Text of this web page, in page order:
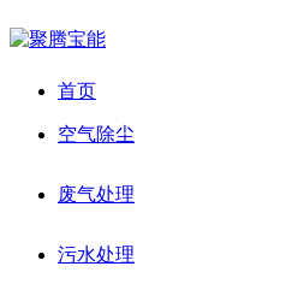
首页
空气除尘
废气处理
污水处理